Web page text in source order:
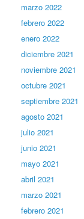
marzo 2022
febrero 2022
enero 2022
diciembre 2021
noviembre 2021
octubre 2021
septiembre 2021
agosto 2021
julio 2021
junio 2021
mayo 2021
abril 2021
marzo 2021
febrero 2021